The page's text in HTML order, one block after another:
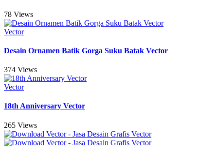
78 Views
Vector
Desain Ornamen Batik Gorga Suku Batak Vector
374 Views
Vector
18th Anniversary Vector
265 Views